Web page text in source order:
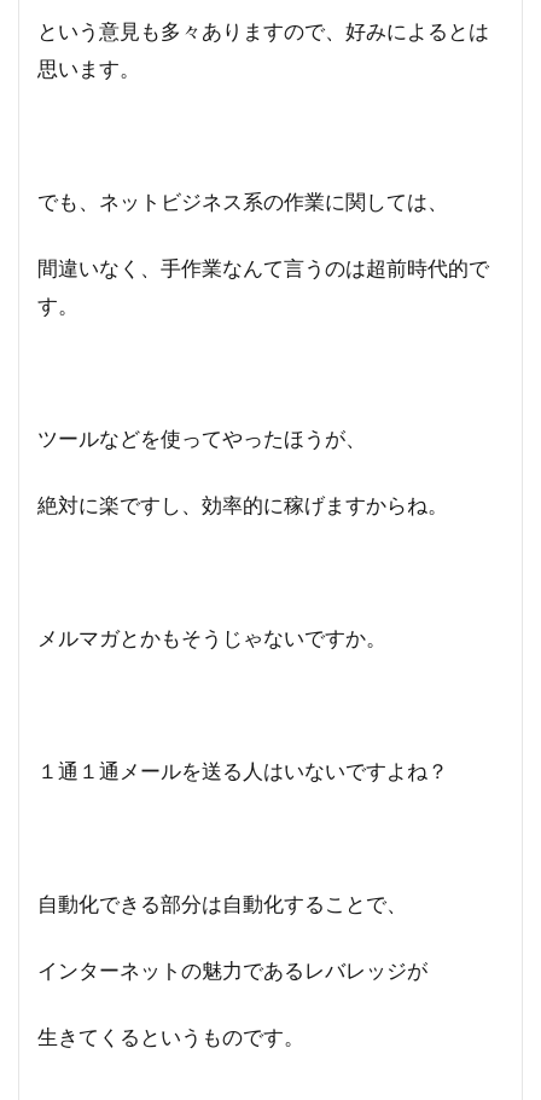
という意見も多々ありますので、好みによるとは
思います。
でも、ネットビジネス系の作業に関しては、
間違いなく、手作業なんて言うのは超前時代的で
す。
ツールなどを使ってやったほうが、
絶対に楽ですし、効率的に稼げますからね。
メルマガとかもそうじゃないですか。
１通１通メールを送る人はいないですよね？
自動化できる部分は自動化することで、
インターネットの魅力であるレバレッジが
生きてくるというものです。